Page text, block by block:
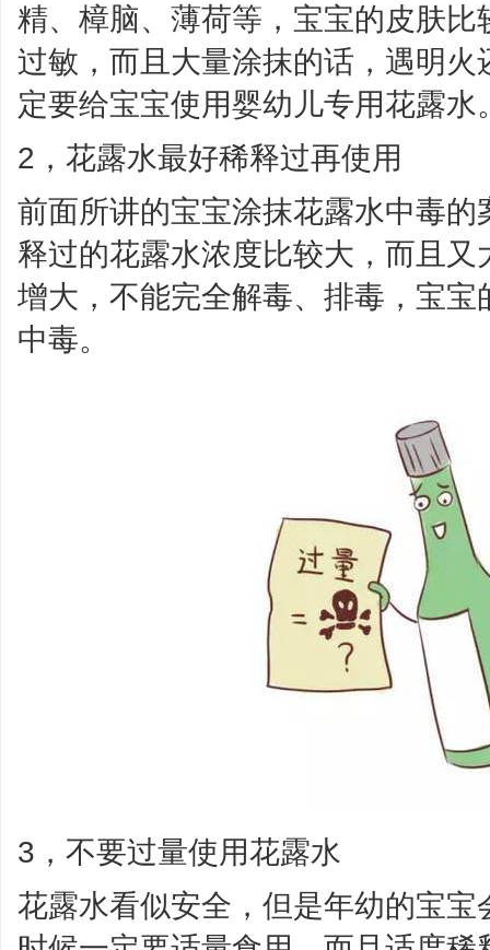
精、樟脑、薄荷等，宝宝的皮肤
过敏，而且大量涂抹的话，遇明
定要给宝宝使用婴幼儿专用花露水
2，花露水最好稀释过再使用
前面所讲的宝宝涂抹花露水中毒
释过的花露水浓度比较大，而且
增大，不能完全解毒、排毒，宝
中毒。
3，不要过量使用花露水
花露水看似安全，但是年幼的宝